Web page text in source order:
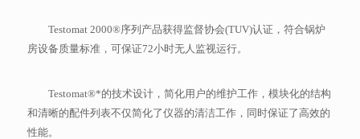
Testomat 2000®序列产品获得监督协会(TUV)认证，符合锅炉
房设备质量标准，可保证72小时无人监视运行。
Testomat®*的技术设计，简化用户的维护工作，模块化的结构
和清晰的配件列表不仅简化了仪器的清洁工作，同时保证了高效的
性能。